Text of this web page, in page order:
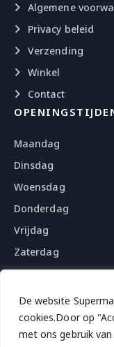
De website
cookies.Door op
met ons gebruik van
Algemene
Privacy beleid
Verzending
Winkel
Contact
Maandag
Dinsdag
Woensdag
Donderdag
Vrijdag
Zaterdag
Zondag
© 2026